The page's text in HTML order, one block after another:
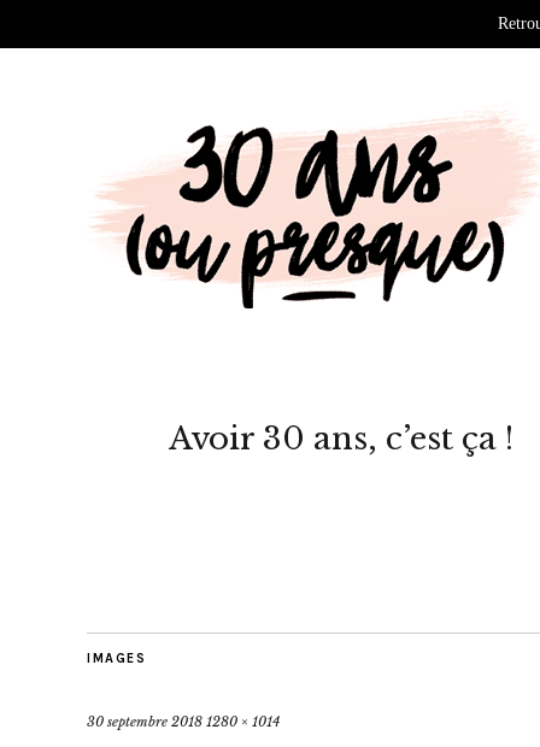
Avoir 30 ans, c’est ça !
IMAGES
30 septembre 2018 1280 × 1014